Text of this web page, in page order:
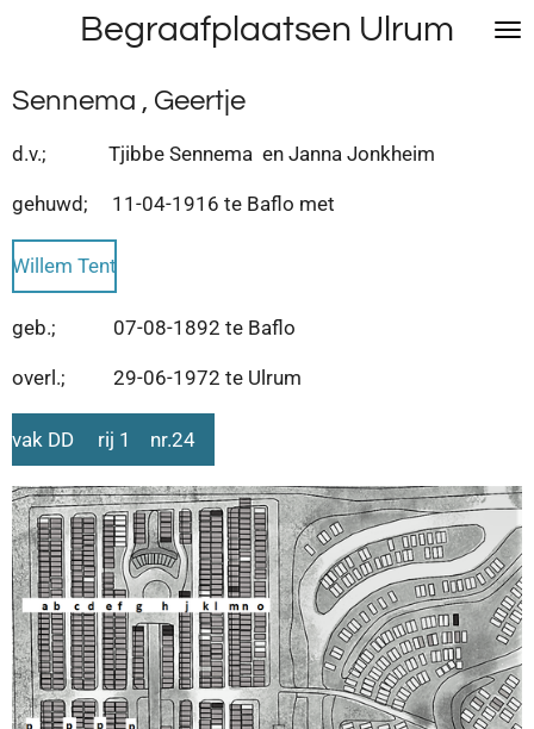
naar
de
hoofdinhoud
Begraafplaatsen Ulrum
Sennema , Geertje
d.v.; Tjibbe Sennema en Janna Jonkheim
gehuwd; 11-04-1916 te Baflo met
Willem Tent
geb.; 07-08-1892 te Baflo
overl.; 29-06-1972 te Ulrum
vak DD rij 1 nr.24